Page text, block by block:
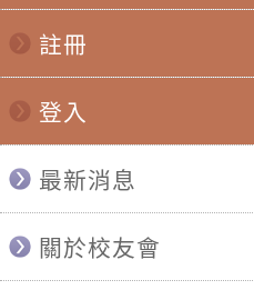
註冊
登入
最新消息
關於校友會